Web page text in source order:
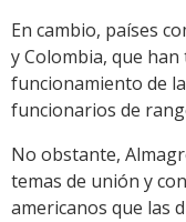
En cambio, países
y Colombia, que
funcionamiento de
funcionarios de
No obstante,
temas de unión y
americanos que las